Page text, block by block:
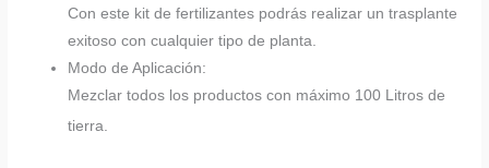
Con este kit de fertilizantes podrás realizar un trasplante
exitoso con cualquier tipo de planta.
Modo de Aplicación:
Mezclar todos los productos con máximo 100 Litros de
tierra.